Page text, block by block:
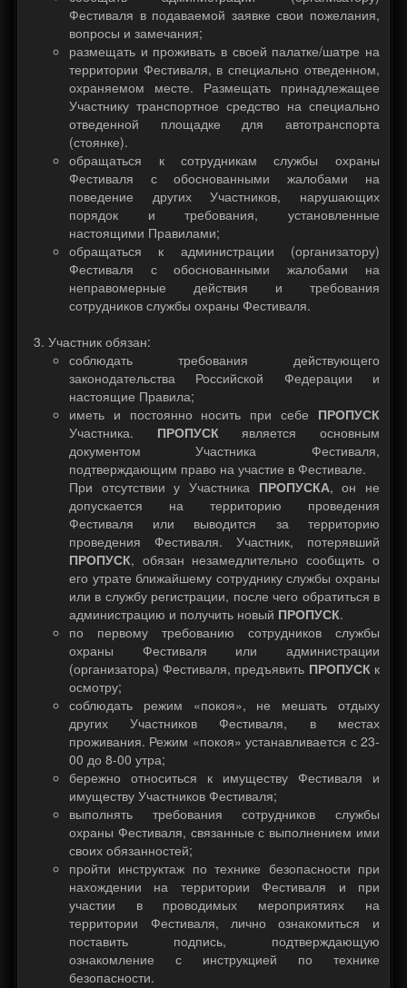
Фестиваля в подаваемой заявке свои пожелания,
вопросы и замечания;
размещать и проживать в своей палатке/шатре на
территории Фестиваля, в специально отведенном,
охраняемом месте. Размещать принадлежащее
Участнику транспортное средство на специально
отведенной площадке для автотранспорта
(стоянке).
обращаться к сотрудникам службы охраны
Фестиваля с обоснованными жалобами на
поведение других Участников, нарушающих
порядок и требования, установленные
настоящими Правилами;
обращаться к администрации (организатору)
Фестиваля с обоснованными жалобами на
неправомерные действия и требования
сотрудников службы охраны Фестиваля.
Участник обязан:
соблюдать требования действующего
законодательства Российской Федерации и
настоящие Правила;
иметь и постоянно носить при себе ПРОПУСК
Участника. ПРОПУСКявляется основным
документом Участника Фестиваля,
подтверждающим право на участие в Фестивале.
При отсутствии у Участника ПРОПУСКА, он не
допускается на территорию проведения
Фестиваля или выводится за территорию
проведения Фестиваля. Участник, потерявший
ПРОПУСК, обязан незамедлительно сообщить о
его утрате ближайшему сотруднику службы охраны
или в службу регистрации, после чего обратиться в
администрацию и получить новый ПРОПУСК.
по первому требованию сотрудников службы
охраны Фестиваля или администрации
(организатора) Фестиваля, предъявить ПРОПУСКк
осмотру;
соблюдать режим «покоя», не мешать отдыху
других Участников Фестиваля, в местах
проживания. Режим «покоя» устанавливается с 23-
00 до 8-00 утра;
бережно относиться к имуществу Фестиваля и
имуществу Участников Фестиваля;
выполнять требования сотрудников службы
охраны Фестиваля, связанные с выполнением ими
своих обязанностей;
пройти инструктаж по технике безопасности при
нахождении на территории Фестиваля и при
участии в проводимых мероприятиях на
территории Фестиваля, лично ознакомиться и
поставить подпись, подтверждающую
ознакомление с инструкцией по технике
безопасности.